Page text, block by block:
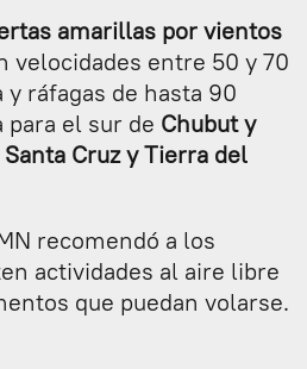
amarillas por vientos
velocidades entre 50 y 70
ráfagas de hasta 90
el sur de Chubut y
Cruz y Tierra del
recomendó a los
actividades al aire libre
que puedan volarse.